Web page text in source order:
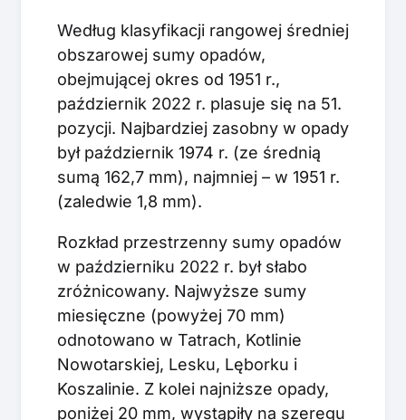
Według klasyfikacji rangowej średniej
obszarowej sumy opadów,
obejmującej okres od 1951 r.,
październik 2022 r. plasuje się na 51.
pozycji. Najbardziej zasobny w opady
był październik 1974 r. (ze średnią
sumą 162,7 mm), najmniej – w 1951 r.
(zaledwie 1,8 mm).
Rozkład przestrzenny sumy opadów
w październiku 2022 r. był słabo
zróżnicowany. Najwyższe sumy
miesięczne (powyżej 70 mm)
odnotowano w Tatrach, Kotlinie
Nowotarskiej, Lesku, Lęborku i
Koszalinie. Z kolei najniższe opady,
poniżej 20 mm, wystąpiły na szeregu